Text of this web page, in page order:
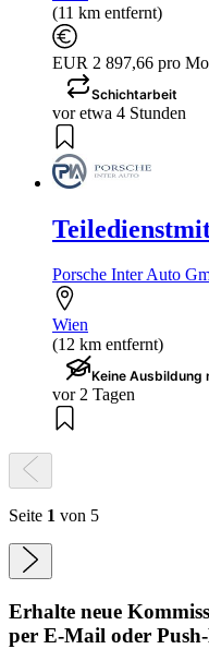
(11 km entfernt)
EUR 2 897,66 pro
Schichtarbeit
vor etwa 4 Stunden
Porsche Inter Auto
Wien
(12 km entfernt)
Keine Ausbildung
vor 2 Tagen
Seite 1 von 5
Erhalte neue
per E-Mail oder